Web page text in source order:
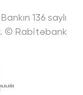
136 saylı
© Rabitəbank